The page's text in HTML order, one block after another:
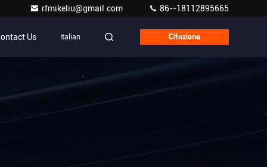
rfmikeliu@gmail.com 86--18112895665
Us Italian Citazione